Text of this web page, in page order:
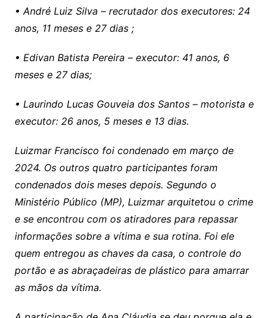
• André Luiz Silva – recrutador dos executores: 24
anos, 11 meses e 27 dias ;
• Edivan Batista Pereira – executor: 41 anos, 6
meses e 27 dias;
• Laurindo Lucas Gouveia dos Santos – motorista e
executor: 26 anos, 5 meses e 13 dias.
Luizmar Francisco foi condenado em março de
2024. Os outros quatro participantes foram
condenados dois meses depois. Segundo o
Ministério Público (MP), Luizmar arquitetou o crime
e se encontrou com os atiradores para repassar
informações sobre a vítima e sua rotina. Foi ele
quem entregou as chaves da casa, o controle do
portão e as abraçadeiras de plástico para amarrar
as mãos da vítima.